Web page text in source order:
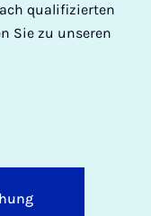
qualifizierten
Sie zu unseren